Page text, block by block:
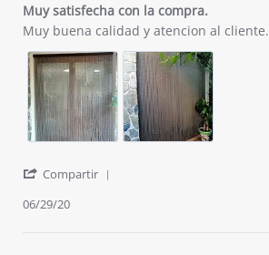
rating
Muy satisfecha con la compra.
Review
Eva
G.
on
29
Jun
2020
review
Muy
satisfecha
con
la
compra.
Muy buena calidad y atencion al cliente.
Compartir
06/29/20